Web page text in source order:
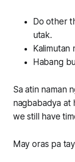
Do other
utak.
Kalimutan
Habang
Sa atin naman
nagbabadya at
we still have
May oras pa